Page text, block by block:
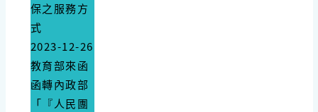
保之服務方
式
2023-12-26
​教育部來函
函轉內政部
「『人民團